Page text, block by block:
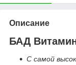
Описание
БАД Витамин
С самой